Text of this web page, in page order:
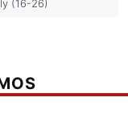
(16-26)